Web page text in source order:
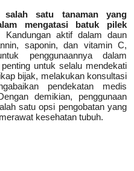
salah satu tanaman yang
mengatasi batuk pilek
Kandungan aktif dalam daun
saponin, dan vitamin C,
penggunaannya dalam
untuk selalu mendekati
bijak, melakukan konsultasi
pendekatan medis
demikian, penggunaan
satu opsi pengobatan yang
kesehatan tubuh.